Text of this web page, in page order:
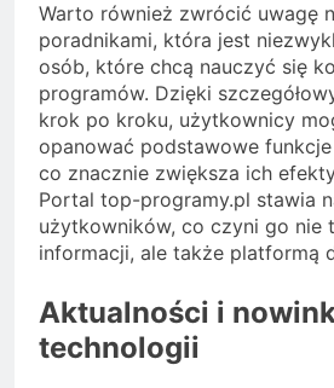
Warto również zwrócić uwagę
poradnikami, która jest
osób, które chcą nauczyć się
programów. Dzięki
krok po kroku, użytkownicy
opanować podstawowe
co znacznie zwiększa ich
Portal top-programy.pl stawia
użytkowników, co czyni go nie
informacji, ale także platformą
Aktualności i
technologii